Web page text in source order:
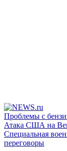
Проблемы с
Атака США на
Специальная
переговоры